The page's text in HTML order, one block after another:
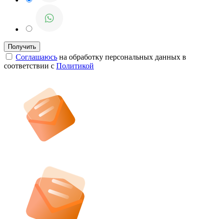
Соглашаюсь на обработку персональных данных в
соответствии с Политикой